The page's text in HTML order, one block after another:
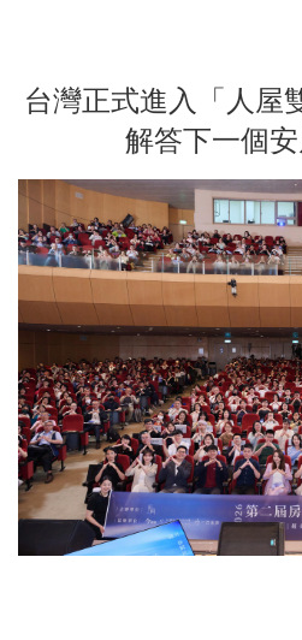
台灣正式進入「人屋
解答下一個